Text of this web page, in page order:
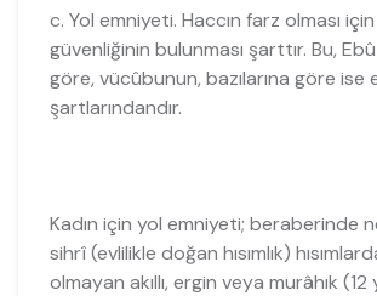
c. Yol emniyeti. Haccın farz olması
güvenliğinin bulunması şarttır. Bu,
göre, vücûbunun, bazılarına göre ise
şartlarındandır.
Kadın için yol emniyeti; beraberinde
sihrî (evlilikle doğan hısımlık)
olmayan akıllı, ergin veya murâhık